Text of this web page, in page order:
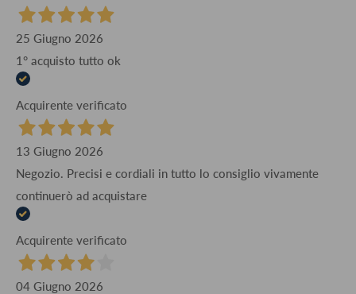
25 Giugno 2026
1° acquisto tutto ok
Acquirente verificato
13 Giugno 2026
Negozio. Precisi e cordiali in tutto lo consiglio vivamente
continuerò ad acquistare
Acquirente verificato
04 Giugno 2026